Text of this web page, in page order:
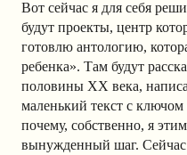
Вот сейчас я для себя
будут проекты, центр
готовлю антологию,
ребенка». Там будут
половины ХХ века,
маленький текст с
почему, собственно, я
вынужденный шаг. Сейчас